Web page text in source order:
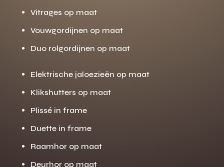
Vitrages op maat
Vouwgordijnen op maat
Duo rolgordijnen op maat
Elektrische jaloezieën op maat
Klikshutters op maat
Plissé in frame
Duette in frame
Raamhor op maat
Deurhor op maat